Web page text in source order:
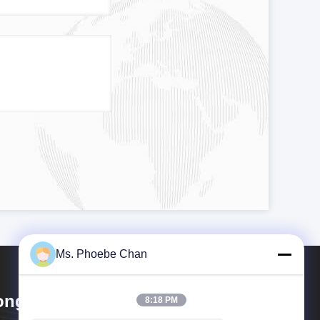
Guanke Industrial
Ms. Phoebe Chan
8:18 PM